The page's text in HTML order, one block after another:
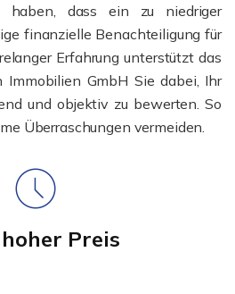
haben, dass ein zu niedriger
finanzielle Benachteiligung für
Erfahrung unterstützt das
Immobilien GmbH Sie dabei, Ihr
und objektiv zu bewerten. So
Überraschungen vermeiden.
Preis